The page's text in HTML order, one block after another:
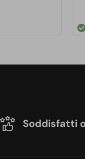
Soddisfatti